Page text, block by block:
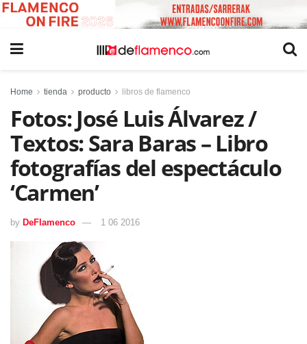
Home tienda producto libros de flamenco
Fotos: José Luis Álvarez /
Textos: Sara Baras – Libro
fotografías del espectáculo
‘Carmen’
by DeFlamenco 1 06 2016